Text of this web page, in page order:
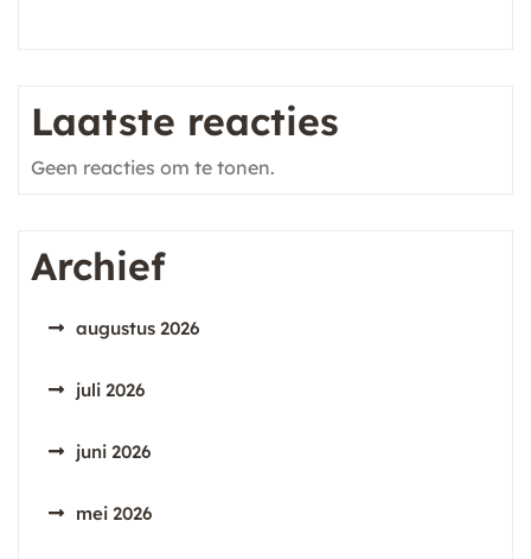
Laatste reacties
Geen reacties om te tonen.
Archief
augustus 2026
juli 2026
juni 2026
mei 2026